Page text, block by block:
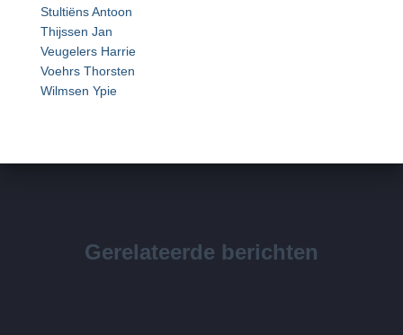
Stultiëns Antoon
Thijssen Jan
Veugelers Harrie
Voehrs Thorsten
Wilmsen Ypie
Gerelateerde berichten